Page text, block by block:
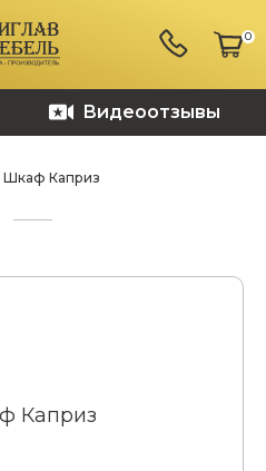
0
Видеоотзывы
Шкаф Каприз